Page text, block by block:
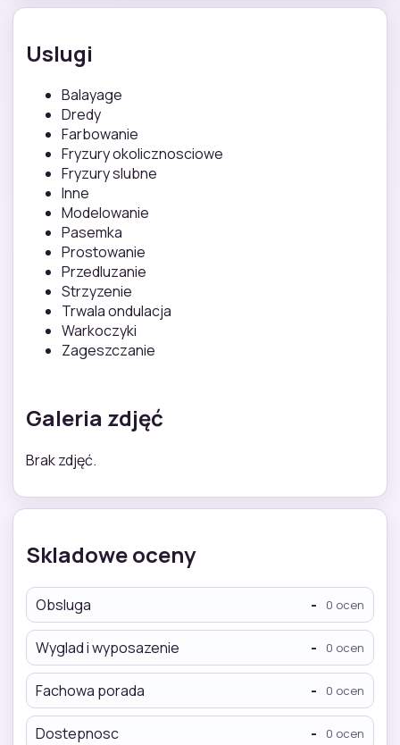
Uslugi
Balayage
Dredy
Farbowanie
Fryzury okolicznosciowe
Fryzury slubne
Inne
Modelowanie
Pasemka
Prostowanie
Przedluzanie
Strzyzenie
Trwala ondulacja
Warkoczyki
Zageszczanie
Galeria zdjęć
Brak zdjęć.
Skladowe oceny
Obsluga - 0 ocen
Wyglad i wyposazenie - 0 ocen
Fachowa porada - 0 ocen
Dostepnosc - 0 ocen